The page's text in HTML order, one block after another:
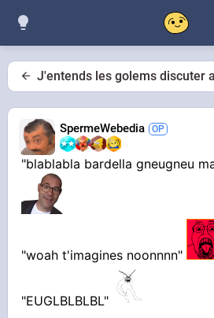
J'entends les golems discuter
SpermeWebedia
"blablabla bardella gneugneu
"woah t'imagines noonnnn"
"EUGLBLBLBL"